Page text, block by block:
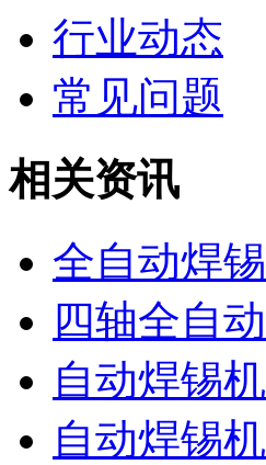
行业动态
常见问题
相关资讯
全自动焊
四轴全自
自动焊锡
自动焊锡